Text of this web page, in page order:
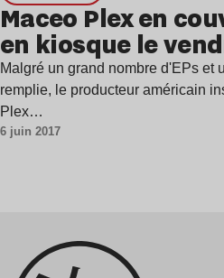
Maceo Plex en
en kiosque le
Malgré un grand nombre d'EPs et
remplie, le producteur américain
Plex…
6 juin 2017